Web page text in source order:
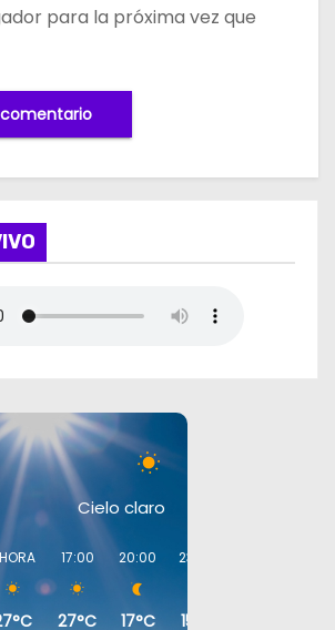
para la próxima vez que
Cielo claro
17:00
27°C
20:00
17°C
23:00
15°C